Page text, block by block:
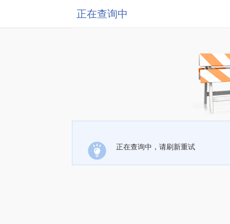
正在查询中
正在查询中，请刷新重试